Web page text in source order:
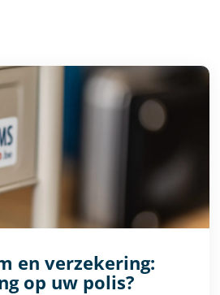
en verzekering:
op uw polis?